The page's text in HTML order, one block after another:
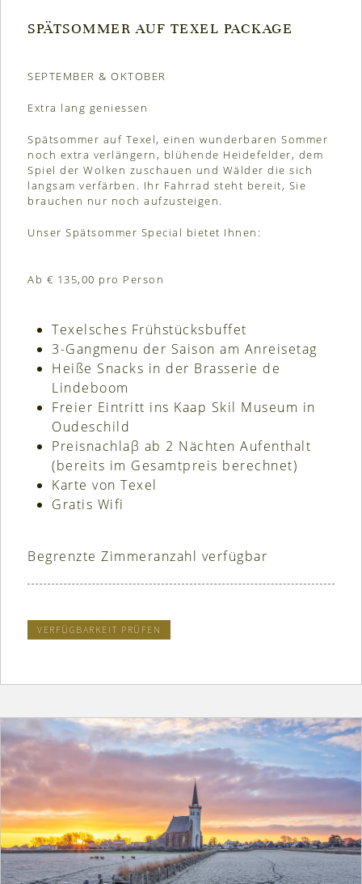
SPÄTSOMMER AUF TEXEL PACKAGE
SEPTEMBER & OKTOBER
Extra lang geniessen
Spätsommer auf Texel, einen wunderbaren Sommer
noch extra verlängern, blühende Heidefelder, dem
Spiel der Wolken zuschauen und Wälder die sich
langsam verfärben. Ihr Fahrrad steht bereit, Sie
brauchen nur noch aufzusteigen.
Unser Spätsommer Special bietet Ihnen:
Ab € 135,00 pro Person
Texelsches Frühstücksbuffet
3-Gangmenu der Saison am Anreisetag
Heiße Snacks in der Brasserie de
Lindeboom
Freier Eintritt ins Kaap Skil Museum in
Oudeschild
Preisnachlaβ ab 2 Nächten Aufenthalt
(bereits im Gesamtpreis berechnet)
Karte von Texel
Gratis Wifi
Begrenzte Zimmeranzahl verfügbar
VERFÜGBARKEIT PRÜFEN